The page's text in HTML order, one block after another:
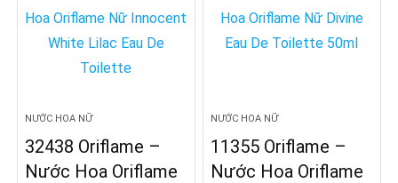
NƯỚC HOA NỮ
32438 Oriflame –
Nước Hoa Oriflame
NƯỚC HOA NỮ
11355 Oriflame –
Nước Hoa Oriflame